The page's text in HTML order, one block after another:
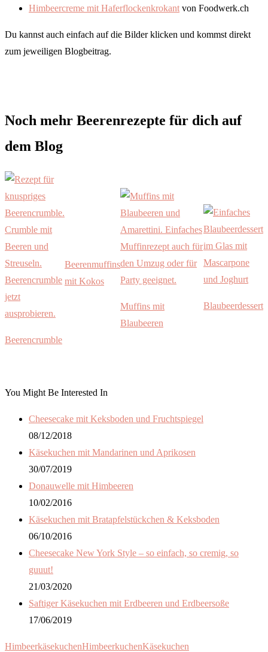
Himbeercreme mit Haferflockenkrokant von Foodwerk.ch
Du kannst auch einfach auf die Bilder klicken und kommst direkt
zum jeweiligen Blogbeitrag.
Noch mehr Beerenrezepte für dich auf
dem Blog
Beerencrumble
Beerenmuffins
mit Kokos
Muffins mit
Blaubeeren
Blaubeerdessert
You Might Be Interested In
Cheesecake mit Keksboden und Fruchtspiegel
08/12/2018
Käsekuchen mit Mandarinen und Aprikosen
30/07/2019
Donauwelle mit Himbeeren
10/02/2016
Käsekuchen mit Bratapfelstückchen & Keksboden
06/10/2016
Cheesecake New York Style – so einfach, so cremig, so
guuut!
21/03/2020
Saftiger Käsekuchen mit Erdbeeren und Erdbeersoße
17/06/2019
HimbeerkäsekuchenHimbeerkuchenKäsekuchen